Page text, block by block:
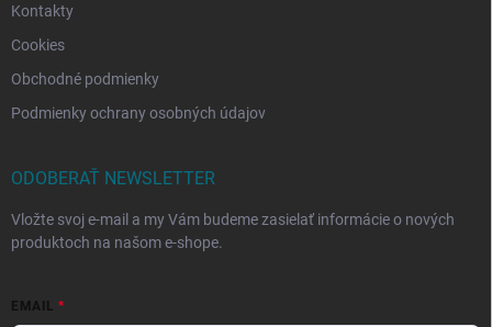
Kontakty
Cookies
Obchodné podmienky
Podmienky ochrany osobných údajov
ODOBERAŤ NEWSLETTER
Vložte svoj e-mail a my Vám budeme zasielať informácie o nových
produktoch na našom e-shope.
EMAIL